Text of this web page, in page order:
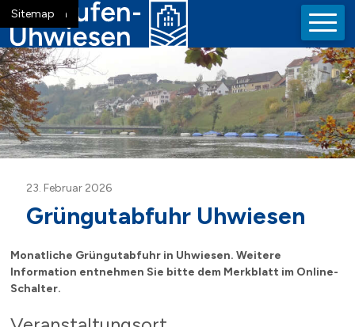
Navigieren in der Gemeinde
Schnellnavigation
Home
Navigation
Inhalt
Suche
Sitemap
Grüngutabfuhr Uhwiesen
23. Februar 2026
Monatliche Grüngutabfuhr in Uhwiesen. Weitere
Information entnehmen Sie bitte dem Merkblatt im Online-
Schalter.